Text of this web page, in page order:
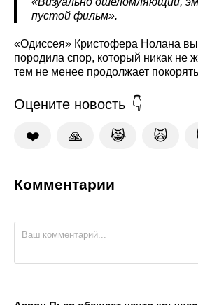
пустой фильм».
«Одиссея» Кристофера Нолана
породила спор, который никак не
тем не менее продолжает
Оцените новость
❤️ 🙏 😹 🙀
Комментарии